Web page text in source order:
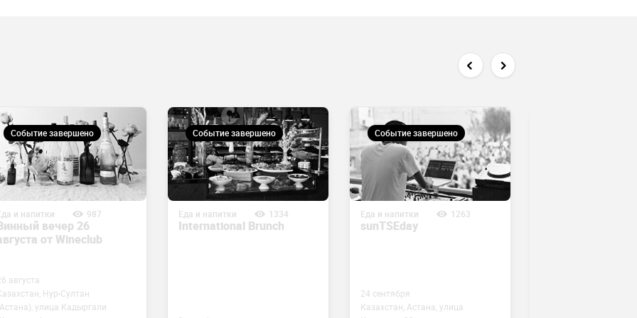
Событие завершено
и напитки 987
вечер 26
от Wineclub
августа
Нур-Султан
улица Кадыргали
Событие завершено
Еда и напитки 1334
International Brunch
Событие завершено
Еда и напитки 1263
sunTSEday
24 сентября
Казахстан, Астана, улица